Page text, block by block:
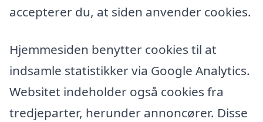
accepterer du, at siden anvender cookies.
Hjemmesiden benytter cookies til at
indsamle statistikker via Google Analytics.
Websitet indeholder også cookies fra
tredjeparter, herunder annoncører. Disse